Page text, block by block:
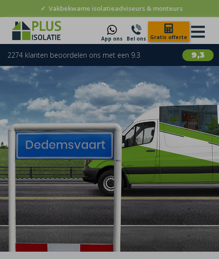
✓ Vakbekwame isolatieadviseurs & monteurs
App ons Bel ons Gratis offerte
9,3
2274 klanten beoordelen ons met een 9.3